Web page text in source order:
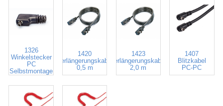
1326
Winkelstecker
PC
Selbstmontage
1420
Verlängerungskabel
0,5 m
1423
Verlängerungskabel
2,0 m
1407
Blitzkabel
PC-PC